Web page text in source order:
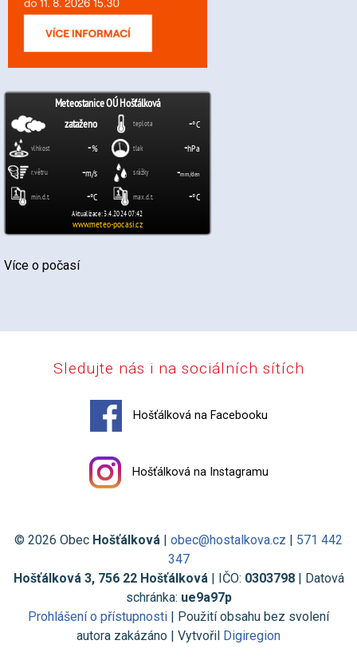
Více o počasí
Sledujte nás i na sociálních sítích
Hošťálková na Facebooku
Hošťálková na Instagramu
© 2026 Obec Hošťálková | obec@hostalkova.cz | 571 442
347
Hošťálková 3, 756 22 Hošťálková| IČO: 0303798| Datová
schránka: ue9a97p
Prohlášení o přístupnosti | Použití obsahu bez svolení
autora zakázáno | Vytvořil Digiregion